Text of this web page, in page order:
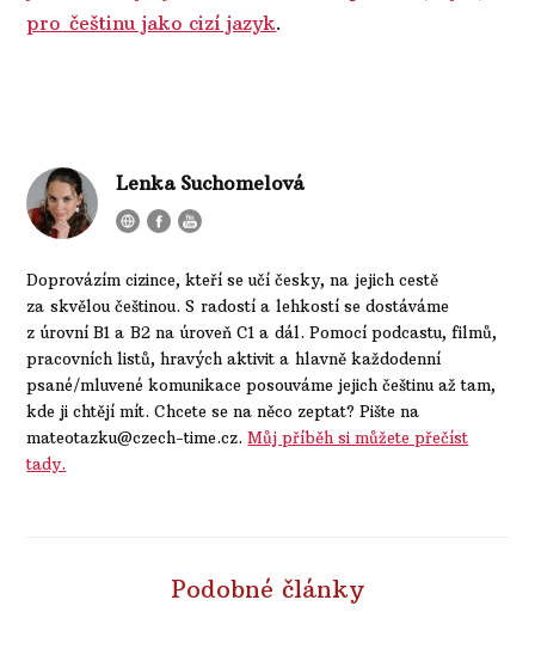
pro češtinu jako cizí jazyk.
Lenka Suchomelová
Doprovázím cizince, kteří se učí česky, na jejich cestě
za skvělou češtinou. S radostí a lehkostí se dostáváme
z úrovní B1 a B2 na úroveň C1 a dál. Pomocí podcastu, filmů,
pracovních listů, hravých aktivit a hlavně každodenní
psané/mluvené komunikace posouváme jejich češtinu až tam,
kde ji chtějí mít. Chcete se na něco zeptat? Pište na
mateotazku@czech-time.cz.Můj příběh si můžete přečíst
tady.
Podobné články